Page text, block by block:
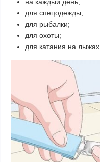
для спецодежды;
для рыбалки;
для охоты;
для катания на лыжах.